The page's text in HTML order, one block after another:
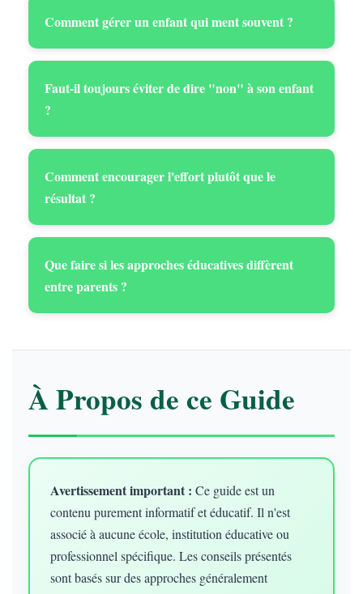
Comment gérer un enfant qui ment souvent ?
Faut-il toujours éviter de dire "non" à son enfant
?
Comment encourager l'effort plutôt que le
résultat ?
Que faire si les approches éducatives diffèrent
entre parents ?
À Propos de ce Guide
Avertissement important : Ce guide est un
contenu purement informatif et éducatif. Il n'est
associé à aucune école, institution éducative ou
professionnel spécifique. Les conseils présentés
sont basés sur des approches généralement